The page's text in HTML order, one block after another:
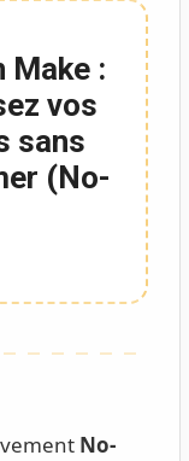
Make :
vos
sans
(No-
No-